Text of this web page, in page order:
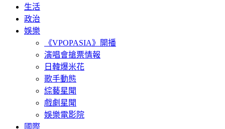
生活
政治
娛樂
《VPOPASIA》開播
演唱會搶票情報
日韓爆米花
歌手動態
綜藝星聞
戲劇星聞
娛樂電影院
國際